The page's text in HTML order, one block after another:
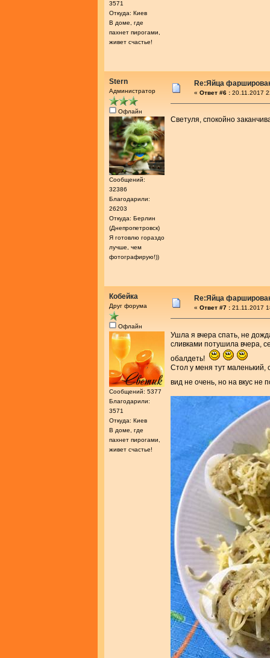
3571
Откуда: Киев
В доме, где
пахнет пирогами,
живет счастье!
Stern
Администратор
Офлайн
Сообщений:
32386
Благодарили:
26203
Откуда: Берлин
(Днепропетровск)
Я готовлю гораздо
лучше, чем
фотографирую!))
Re:Яйца
« Ответ #6 : 20.11.2017
Светуля, спокойно
Кобейка
Друг форума
Офлайн
Сообщений: 5377
Благодарили:
3571
Откуда: Киев
В доме, где
пахнет пирогами,
живет счастье!
Re:Яйца
« Ответ #7 : 21.11.2017
Ушла я вчера спать, не
сливками потушила вчера,
обалдеть!
Стол у меня тут маленький,
вид не очень, но на вкус не